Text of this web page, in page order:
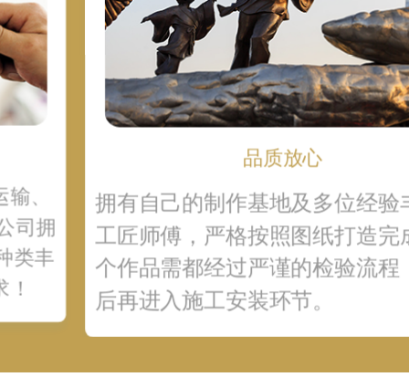
、
司拥
类丰
品质放心
拥有自己的制作基地及多位经验
工匠师傅，严格按照图纸打造完
个作品需都经过严谨的检验流程
后再进入施工安装环节。